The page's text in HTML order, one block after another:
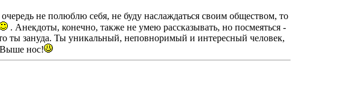
не полюблю себя, не буду наслаждаться своим обществом, то
. Анекдоты, конечно, также не умею рассказывать, но посмеяться -
ты зануда. Ты уникальный, неповноримый и интересный человек,
Выше нос!